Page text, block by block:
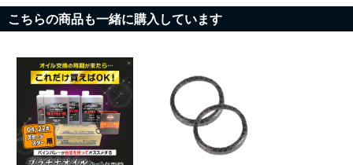
こちらの商品も一緒に購入しています